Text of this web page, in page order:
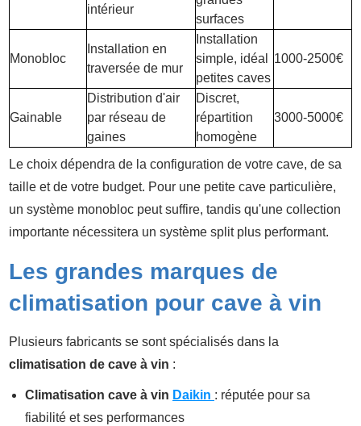
intérieur
surfaces
Monobloc
Installation en
traversée de mur
Installation
simple, idéal
petites caves
1000-2500€
Gainable
Distribution d'air
par réseau de
gaines
Discret,
répartition
homogène
3000-5000€
Le choix dépendra de la configuration de votre cave, de sa
taille et de votre budget. Pour une petite cave particulière,
un système monobloc peut suffire, tandis qu'une collection
importante nécessitera un système split plus performant.
Les grandes marques de
climatisation pour cave à vin
Plusieurs fabricants se sont spécialisés dans la
climatisation de cave à vin :
Climatisation cave à vin Daikin : réputée pour sa
fiabilité et ses performances